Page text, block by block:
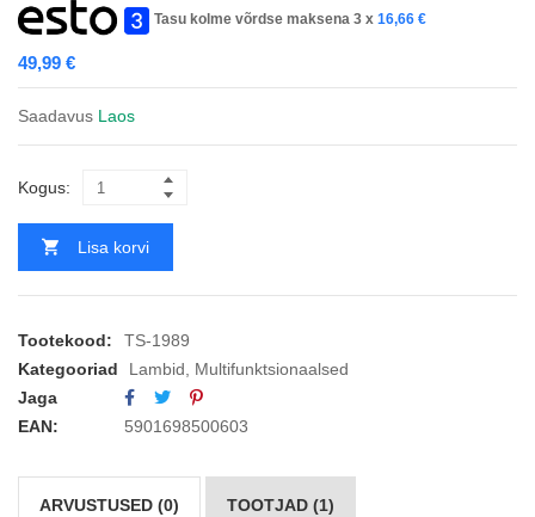
Tasu kolme võrdse maksena 3 x 16,66 €
49,99 €
Saadavus Laos
Kogus:
Lisa korvi
Tootekood:
TS-1989
Kategooriad
Lambid
Multifunktsionaalsed
Jaga
EAN:
5901698500603
ARVUSTUSED (0) TOOTJAD (1)